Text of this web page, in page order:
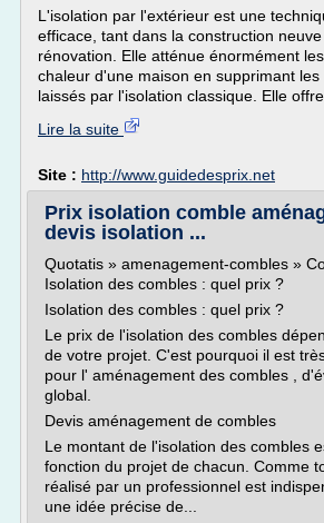
L'isolation par l'extérieur est une
efficace, tant dans la construction
rénovation. Elle atténue énormément
chaleur d'une maison en supprimant
laissés par l'isolation classique. Elle offre
Lire la suite
Site : http://www.guidedesprix.net
Prix isolation comble
devis isolation ...
Quotatis » amenagement-combles »
Isolation des combles : quel prix ?
Isolation des combles : quel prix ?
Le prix de l'isolation des combles
de votre projet. C'est pourquoi il est
pour l' aménagement des combles ,
global.
Devis aménagement de combles
Le montant de l'isolation des combles
fonction du projet de chacun. Comme
réalisé par un professionnel est
une idée précise de...